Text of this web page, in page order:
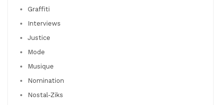
Graffiti
Interviews
Justice
Mode
Musique
Nomination
Nostal-Ziks